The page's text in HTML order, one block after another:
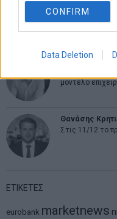
CONFIRM
Data Deletion
Δημήτρης
Από την
Νικόλαος
μοντέλο
Θανάσης
Στις 11/12 το
ΕΤΙΚΕΤΕΣ
eurobank marketnews